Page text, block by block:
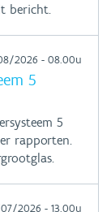
bericht.
2026 - 08.00u
5
5
rapporten.
2026 - 13.00u